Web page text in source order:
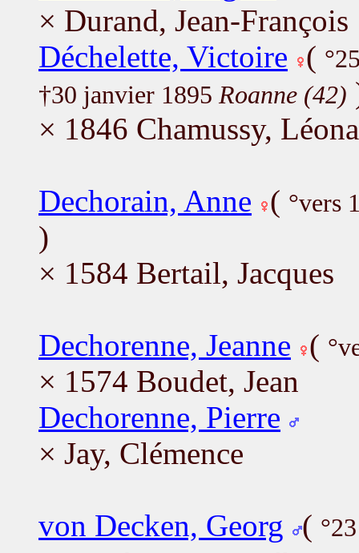
× Durand, Jean-François
Déchelette, Victoire (
†30 janvier 1895 Roanne (42)
× 1846 Chamussy,
Dechorain, Anne ( °vers
)
× 1584 Bertail, Jacques
Dechorenne, Jeanne (
× 1574 Boudet, Jean
Dechorenne, Pierre
× Jay, Clémence
von Decken, Georg (